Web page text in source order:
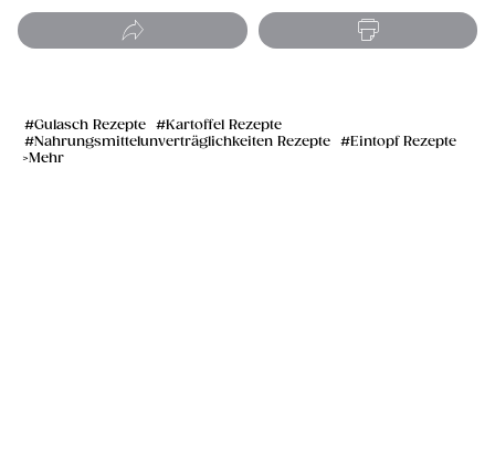
Gulasch Rezepte
Kartoffel Rezepte
Nahrungsmittelunverträglichkeiten Rezepte
Eintopf Rezepte
Mehr